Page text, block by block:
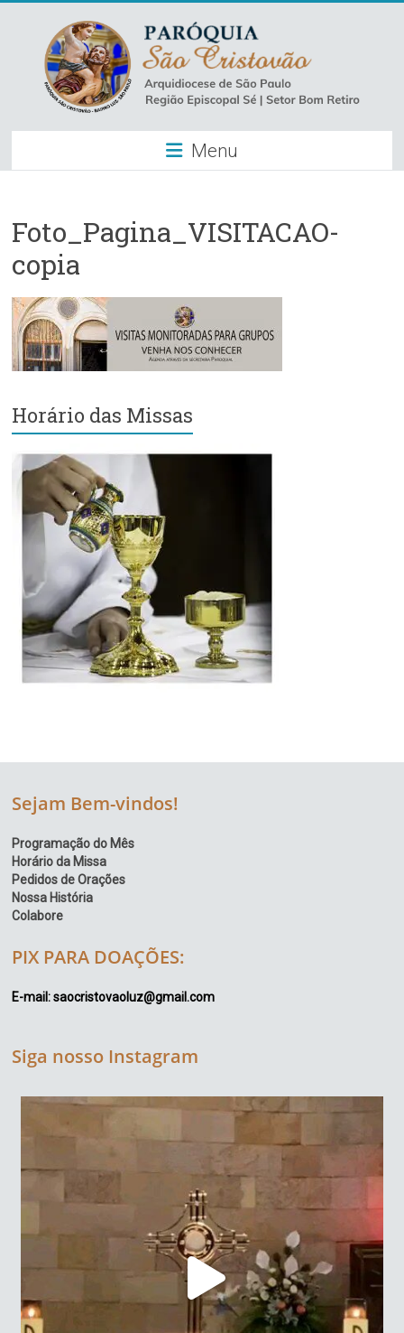
content
Paróquia
São
–
Luz
Arquidiocese
de
São
Paulo
Região
Episcopal
Sé
–
Setor
Bom
Retiro
Menu
Foto_Pagina_VISITACAO-
copia
Horário das Missas
Sejam Bem-vindos!
Programação do Mês
Horário da Missa
Pedidos de Orações
Nossa História
Colabore
PIX PARA DOAÇÕES:
E-mail: saocristovaoluz@gmail.com
Siga nosso Instagram